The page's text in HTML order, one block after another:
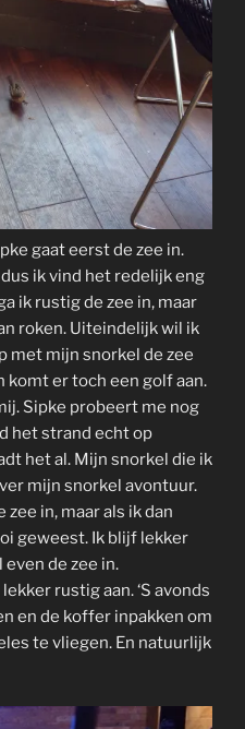
gaat eerst de zee in.
ik vind het redelijk eng
ik rustig de zee in, maar
roken. Uiteindelijk wil ik
met mijn snorkel de zee
komt er toch een golf aan.
Sipke probeert me nog
het strand echt op
het al. Mijn snorkel die ik
mijn snorkel avontuur.
zee in, maar als ik dan
geweest. Ik blijf lekker
even de zee in.
rustig aan. ‘S avonds
en de koffer inpakken om
te vliegen. En natuurlijk